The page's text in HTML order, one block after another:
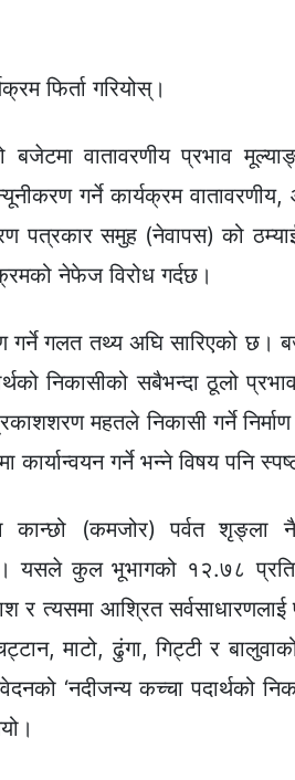
फिर्ता गरियोस्।
वातावरणीय प्रभाव
गर्ने कार्यक्रम
पत्रकार समुह (नेवापस) को
नेफेज विरोध गर्दछ।
गर्ने गलत तथ्य अघि सारिएको छ।
निकासीको सबैभन्दा ठूलो
महतले निकासी गर्ने निर्माण
कार्यान्वयन गर्ने भन्ने विषय पनि
कान्छो (कमजोर) पर्वत शृङ्ला
यसले कुल भूभागको १२.७८
त्यसमा आश्रित सर्वसाधारणलाई
माटो, ढुंगा, गिट्टी र
‘नदीजन्य कच्चा पदार्थको